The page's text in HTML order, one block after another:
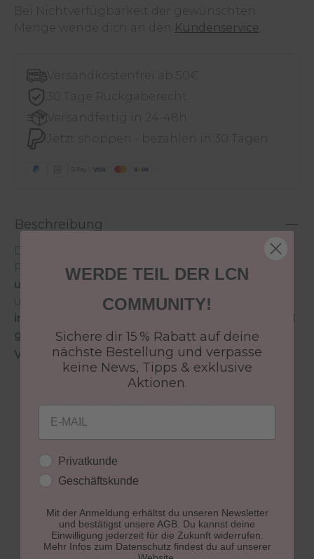
Bei Nichtverfügbarkeit der gewünschten
Menge wende dich an den
Kundenservice
Versandkostenfrei ab 50€
30 Tage Rückgaberecht
Versandfertig in 24-48h
Jetzt shoppen - bezahlen in 30 Tagen
Beschreibung
Die innovative Hightech Formel des LCN Nail
Polish sorgt fürbrillante Farbergebnisse mit
ultraglänzenden Spiegel- Reflexen und
überzeugt durch eine schnelle Trocknung
intensive Deckkraft
streifenfreie und
gleichmäßige Farbschicht.
Vorteile des LCN Nail Polish:
gleichmäßige und streifenfreie Farbschicht
dank neuem Profi-Präzisionspinsel
intensiv leuchtende Deckkraft
ultraglänzende Spiegel-Reflexe
vergilbungsfrei
extrem langanhaltend
brillante Farbergebnisse
7 free*
vegan
WERDE TEIL DER LCN
COMMUNITY!
Sichere dir 15 % Rabatt auf deine
nächste Bestellung und verpasse
keine News, Tipps & exklusive
Aktionen.
Email
Kundengruppe
Privatkunde
Geschäftskunde
Mit der Anmeldung erhältst du unseren Newsletter
und bestätigst unsere AGB. Du kannst deine
Einwilligung jederzeit für die Zukunft widerrufen.
Mehr Infos zum Datenschutz findest du auf unserer